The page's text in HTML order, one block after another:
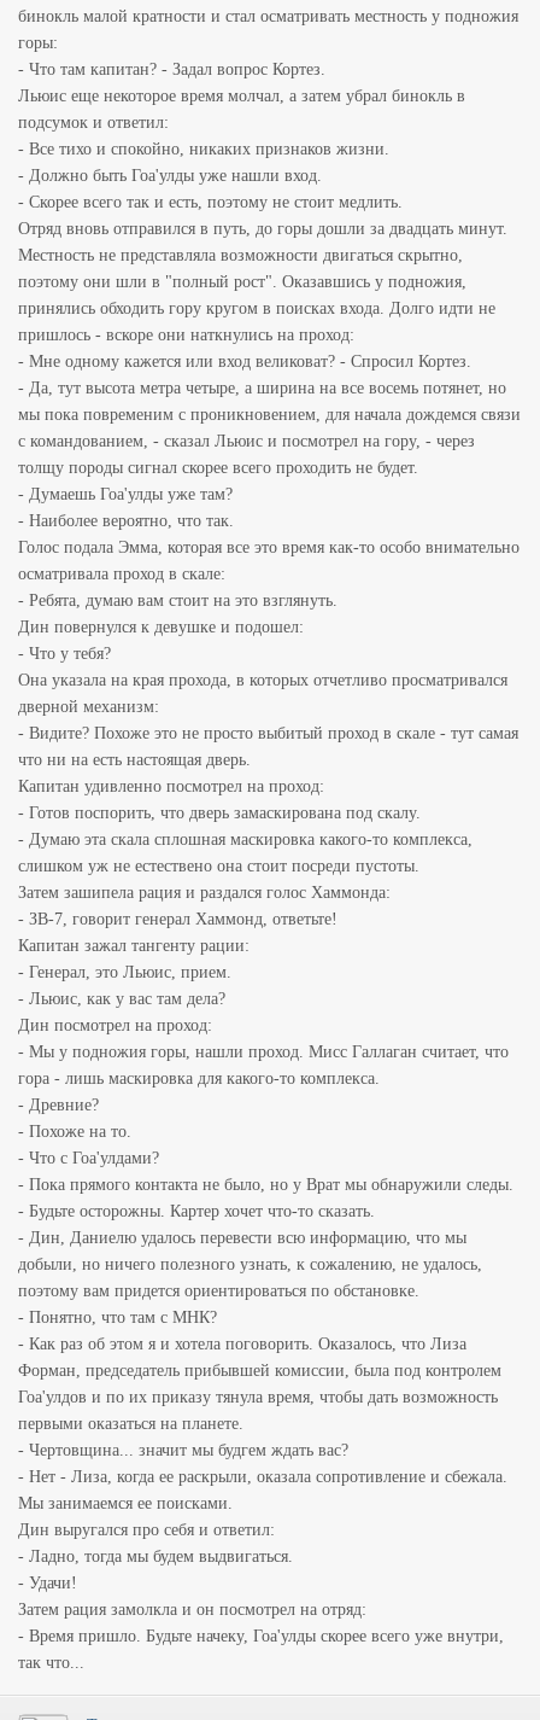
бинокль малой кратности и стал осматривать местность у подножия
горы:
- Что там капитан? - Задал вопрос Кортез.
Льюис еще некоторое время молчал, а затем убрал бинокль в
подсумок и ответил:
- Все тихо и спокойно, никаких признаков жизни.
- Должно быть Гоа'улды уже нашли вход.
- Скорее всего так и есть, поэтому не стоит медлить.
Отряд вновь отправился в путь, до горы дошли за двадцать минут.
Местность не представляла возможности двигаться скрытно,
поэтому они шли в "полный рост". Оказавшись у подножия,
принялись обходить гору кругом в поисках входа. Долго идти не
пришлось - вскоре они наткнулись на проход:
- Мне одному кажется или вход великоват? - Спросил Кортез.
- Да, тут высота метра четыре, а ширина на все восемь потянет, но
мы пока повременим с проникновением, для начала дождемся связи
с командованием, - сказал Льюис и посмотрел на гору, - через
толщу породы сигнал скорее всего проходить не будет.
- Думаешь Гоа'улды уже там?
- Наиболее вероятно, что так.
Голос подала Эмма, которая все это время как-то особо внимательно
осматривала проход в скале:
- Ребята, думаю вам стоит на это взглянуть.
Дин повернулся к девушке и подошел:
- Что у тебя?
Она указала на края прохода, в которых отчетливо просматривался
дверной механизм:
- Видите? Похоже это не просто выбитый проход в скале - тут самая
что ни на есть настоящая дверь.
Капитан удивленно посмотрел на проход:
- Готов поспорить, что дверь замаскирована под скалу.
- Думаю эта скала сплошная маскировка какого-то комплекса,
слишком уж не естествено она стоит посреди пустоты.
Затем зашипела рация и раздался голос Хаммонда:
- ЗВ-7, говорит генерал Хаммонд, ответьте!
Капитан зажал тангенту рации:
- Генерал, это Льюис, прием.
- Льюис, как у вас там дела?
Дин посмотрел на проход:
- Мы у подножия горы, нашли проход. Мисс Галлаган считает, что
гора - лишь маскировка для какого-то комплекса.
- Древние?
- Похоже на то.
- Что с Гоа'улдами?
- Пока прямого контакта не было, но у Врат мы обнаружили следы.
- Будьте осторожны. Картер хочет что-то сказать.
- Дин, Даниелю удалось перевести всю информацию, что мы
добыли, но ничего полезного узнать, к сожалению, не удалось,
поэтому вам придется ориентироваться по обстановке.
- Понятно, что там с МНК?
- Как раз об этом я и хотела поговорить. Оказалось, что Лиза
Форман, председатель прибывшей комиссии, была под контролем
Гоа'улдов и по их приказу тянула время, чтобы дать возможность
первыми оказаться на планете.
- Чертовщина... значит мы будгем ждать вас?
- Нет - Лиза, когда ее раскрыли, оказала сопротивление и сбежала.
Мы занимаемся ее поисками.
Дин выругался про себя и ответил:
- Ладно, тогда мы будем выдвигаться.
- Удачи!
Затем рация замолкла и он посмотрел на отряд:
- Время пришло. Будьте начеку, Гоа'улды скорее всего уже внутри,
так что...